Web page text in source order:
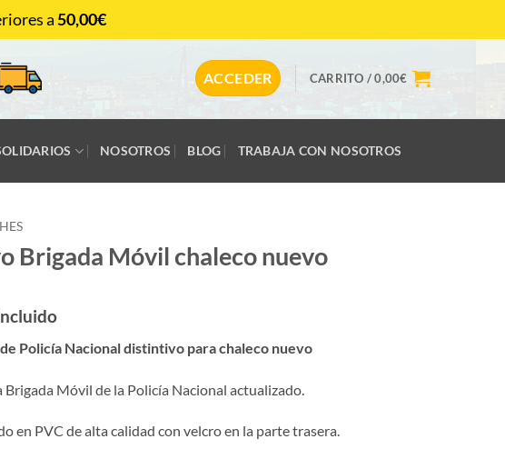
ACCEDER CARRITO /0,00€
NOSOTROS BLOG TRABAJA CON NOSOTROS
Brigada Móvil chaleco nuevo
Policía Nacional distintivo para chaleco nuevo
Móvil de la Policía Nacional actualizado.
en PVC de alta calidad con velcro en la parte trasera.
a50,00€